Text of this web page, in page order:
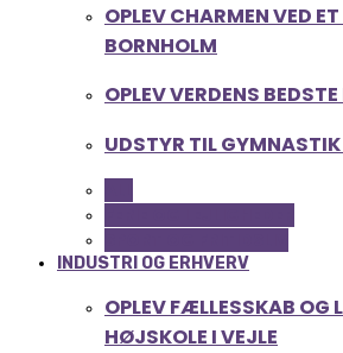
OPLEV CHARMEN VED
BORNHOLM
OPLEV VERDENS
UDSTYR TIL
INDUSTRI OG ERHVERV
OPLEV FÆLLESSKAB OG
HØJSKOLE I VEJLE